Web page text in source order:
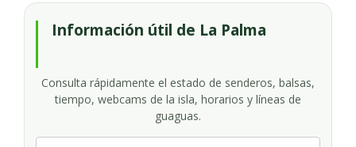
Información útil de La Palma
Consulta rápidamente el estado de senderos, balsas,
tiempo, webcams de la isla, horarios y líneas de
guaguas.